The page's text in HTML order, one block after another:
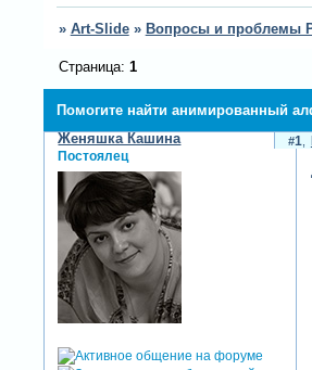
» Art-Slide » Вопросы и проблемы
Помогите найти анимированный
Страница: 1
1
Женяшка Кашина
Постоялец